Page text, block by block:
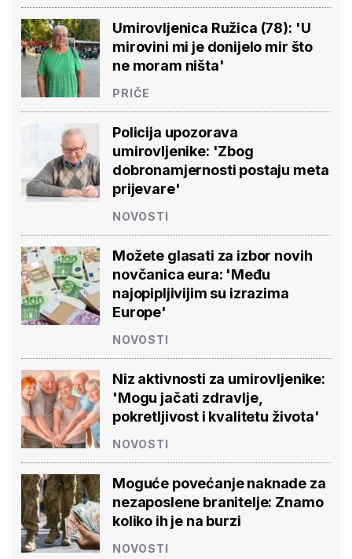
Umirovljenica Ružica (78): 'U
mirovini mi je donijelo mir što
ne moram ništa'
PRIČE
Policija upozorava
umirovljenike: 'Zbog
dobronamjernosti postaju meta
prijevare'
NOVOSTI
Možete glasati za izbor novih
novčanica eura: 'Među
najopipljivijim su izrazima
Europe'
NOVOSTI
Niz aktivnosti za umirovljenike:
'Mogu jačati zdravlje,
pokretljivost i kvalitetu života'
NOVOSTI
Moguće povećanje naknade za
nezaposlene branitelje: Znamo
koliko ih je na burzi
NOVOSTI